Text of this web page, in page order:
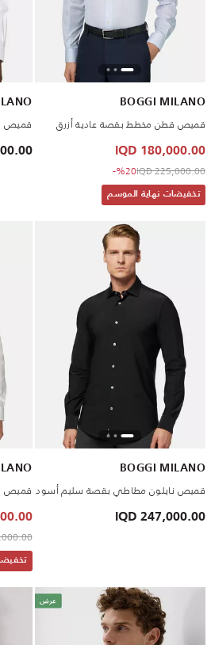
BOGGI MILANO
قميص قطن مخطط بقصة عادية أزرق
180,000.00 IQD
Price reduced from
225,000.00 IQD
to 180,000.00 IQD
%20-
تخفيضات نهاية الموسم
قميص
IQD
BOGGI MILANO
قميص نايلون مطاطي بقصة سليم أسود
247,000.00 IQD
قميص
IQD
from
IQD